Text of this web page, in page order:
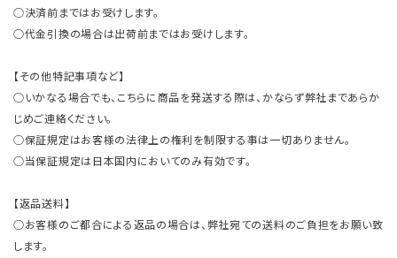
○決済前まではお受けします。
○代金引換の場合は出荷前まではお受けします。
【その他特記事項など】
○いかなる場合でも、こちらに商品を発送する際は、かならず弊社まであらか
じめご連絡ください。
○保証規定はお客様の法律上の権利を制限する事は一切ありません。
○当保証規定は日本国内においてのみ有効です。
【返品送料】
○お客様のご都合による返品の場合は、弊社宛ての送料のご負担をお願い致
します。